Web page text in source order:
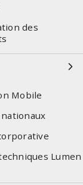
des
Mobile
Lumen